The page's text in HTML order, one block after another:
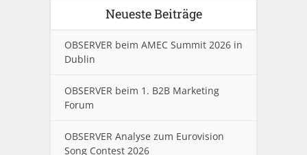
Neueste Beiträge
OBSERVER beim AMEC Summit 2026 in
Dublin
OBSERVER beim 1. B2B Marketing
Forum
OBSERVER Analyse zum Eurovision
Song Contest 2026